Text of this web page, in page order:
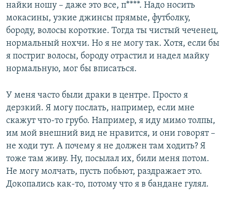
найки ношу – даже это все, п****. Надо носить
мокасины, узкие джинсы прямые, футболку,
бороду, волосы короткие. Тогда ты чистый чеченец,
нормальный нохчи. Но я не могу так. Хотя, если бы
я постриг волосы, бороду отрастил и надел майку
нормальную, мог бы вписаться.
У меня часто были драки в центре. Просто я
дерзкий. Я могу послать, например, если мне
скажут что-то грубо. Например, я иду мимо толпы,
им мой внешний вид не нравится, и они говорят –
не ходи тут. А почему я не должен там ходить? Я
тоже там живу. Ну, посылал их, били меня потом.
Не могу молчать, пусть побьют, раздражает это.
Докопались как-то, потому что я в бандане гулял.